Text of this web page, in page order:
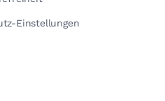
Einstellungen